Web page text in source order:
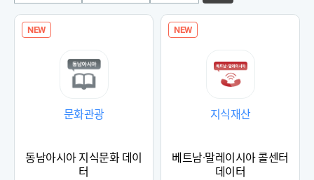
NEW
문화관광
동남아시아 지식문화 데이
터
NEW
지식재산
베트남·말레이시아 콜센터
데이터